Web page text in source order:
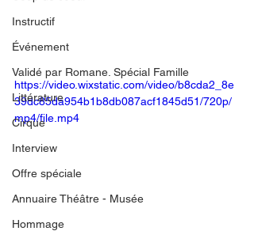
Instructif
Événement
Validé par Romane. Spécial Famille
Littérature
Cirque
Interview
Offre spéciale
Annuaire Théâtre - Musée
Hommage
https://video.wixstatic.com/video/b8cda2_8e
39dc85da954b1b8db087acf1845d51/720p/
mp4/file.mp4